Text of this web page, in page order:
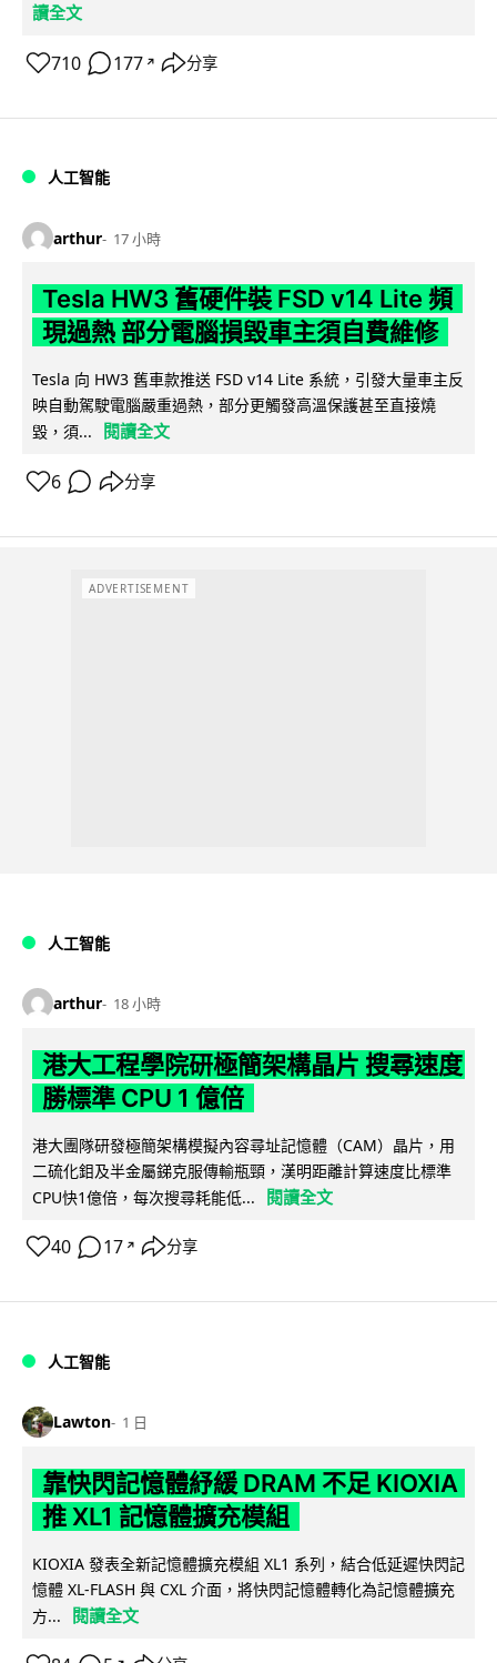
讀全文
710 177 ↗ 分享
人工智能
arthur 17 小時
Tesla HW3 舊硬件裝 FSD v14 Lite 頻
現過熱 部分電腦損毀車主須自費維修
Tesla 向 HW3 舊車款推送 FSD v14 Lite 系統，引發大量車主反
映自動駕駛電腦嚴重過熱，部分更觸發高溫保護甚至直接燒
毀，須...
閱讀全文
6 分享
ADVERTISEMENT
人工智能
arthur 18 小時
港大工程學院研極簡架構晶片 搜尋速度
勝標準 CPU 1 億倍
港大團隊研發極簡架構模擬內容尋址記憶體（CAM）晶片，用
二硫化鉬及半金屬銻克服傳輸瓶頸，漢明距離計算速度比標準
CPU快1億倍，每次搜尋耗能低...
閱讀全文
40 17 ↗ 分享
人工智能
Lawton 1 日
靠快閃記憶體紓緩 DRAM 不足 KIOXIA
推 XL1 記憶體擴充模組
KIOXIA 發表全新記憶體擴充模組 XL1 系列，結合低延遲快閃記
憶體 XL-FLASH 與 CXL 介面，將快閃記憶體轉化為記憶體擴充
方...
閱讀全文